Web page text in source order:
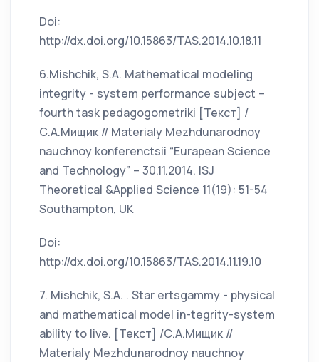
Doi:
http://dx.doi.org/10.15863/TAS.2014.10.18.11
6.Mishchik, S.A. Mathematical modeling
integrity - system performance subject –
fourth task pedagogometriki [Текст] /
С.А.Мищик // Materialy Mezhdunarodnoy
nauchnoy konferenctsii “Eurapean Science
and Technology” – 30.11.2014. ISJ
Theoretical &Applied Science 11(19): 51-54
Southampton, UK
Doi:
http://dx.doi.org/10.15863/TAS.2014.11.19.10
7. Mishchik, S.A. . Star ertsgammy - physical
and mathematical model in-tegrity-system
ability to live. [Текст] /С.А.Мищик //
Materialy Mezhdunarodnoy nauchnoy